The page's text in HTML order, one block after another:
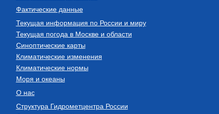
Фактические данные
Текущая информация по России и миру
Текущая погода в Москве и области
Синоптические карты
Климатические изменения
Климатические нормы
Моря и океаны
О нас
Структура Гидрометцентра России